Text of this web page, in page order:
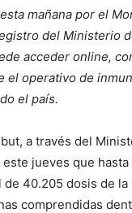
mañana por el
del Ministerio
acceder online,
el operativo de
el país.
a través del
jueves que
40.205 dosis de la
comprendidas